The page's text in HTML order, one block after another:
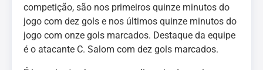
competição, são nos primeiros quinze minutos do
jogo com dez gols e nos últimos quinze minutos do
jogo com onze gols marcados. Destaque da equipe
é o atacante C. Salom com dez gols marcados.